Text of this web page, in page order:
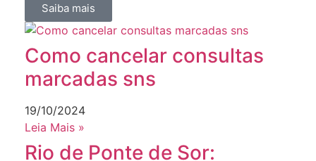
Saiba mais
Como cancelar consultas
marcadas sns
19/10/2024
Leia Mais »
Rio de Ponte de Sor: